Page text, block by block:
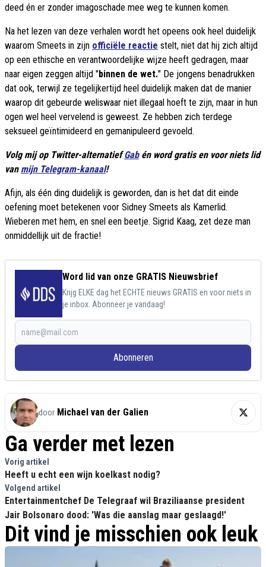
deed én er zonder imagoschade mee weg te kunnen komen.
Na het lezen van deze verhalen wordt het opeens ook heel duidelijk
waarom Smeets in zijn officiële reactie stelt, niet dat hij zich altijd
op een ethische en verantwoordelijke wijze heeft gedragen, maar
naar eigen zeggen altijd "binnen de wet." De jongens benadrukken
dat ook, terwijl ze tegelijkertijd heel duidelijk maken dat de manier
waarop dit gebeurde weliswaar niet illegaal hoeft te zijn, maar in hun
ogen wel heel vervelend is geweest. Ze hebben zich terdege
seksueel geïntimideerd en gemanipuleerd gevoeld.
Volg mij op Twitter-alternatiefGabén word gratis en voor niets lid
van mijn Telegram-kanaal!
Afijn, als één ding duidelijk is geworden, dan is het dat dit einde
oefening moet betekenen voor Sidney Smeets als Kamerlid.
Wieberen met hem, en snel een beetje. Sigrid Kaag, zet deze man
onmiddellijk uit de fractie!
Word lid van onze GRATIS Nieuwsbrief
Krijg ELKE dag het ECHTE nieuws GRATIS en voor niets in
je inbox. Abonneer je vandaag!
Abonneren
door Michael van der Galien
Ga verder met lezen
Vorig artikel
Heeft u echt een wijn koelkast nodig?
Volgend artikel
Entertainmentchef De Telegraaf wil Braziliaanse president
Jair Bolsonaro dood: 'Was die aanslag maar geslaagd!'
Dit vind je misschien ook leuk